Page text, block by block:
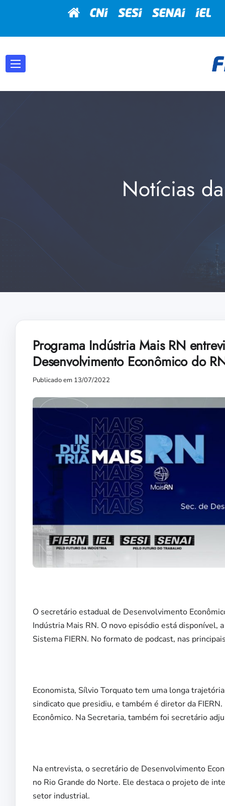
Notícias
Programa Indústria Mais RN
Desenvolvimento Econômico do
Publicado em 13/07/2022
O secretário estadual de Desenvolvimento
Indústria Mais RN. O novo episódio está disponível,
Sistema FIERN. No formato de podcast, nas
Economista, Sílvio Torquato tem uma longa
sindicato que presidiu, e também é diretor da
Econômico. Na Secretaria, também foi secretário
Na entrevista, o secretário de Desenvolvimento
no Rio Grande do Norte. Ele destaca o projeto de
setor industrial.